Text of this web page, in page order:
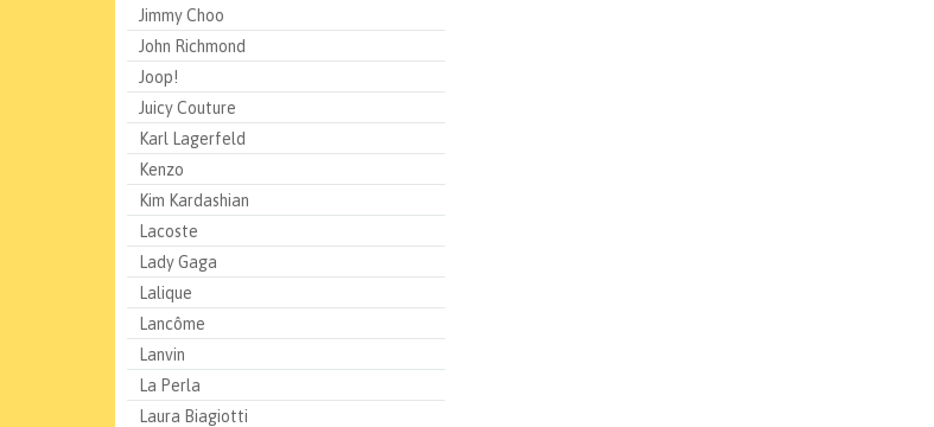
Jimmy Choo
John Richmond
Joop!
Juicy Couture
Karl Lagerfeld
Kenzo
Kim Kardashian
Lacoste
Lady Gaga
Lalique
Lancôme
Lanvin
La Perla
Laura Biagiotti